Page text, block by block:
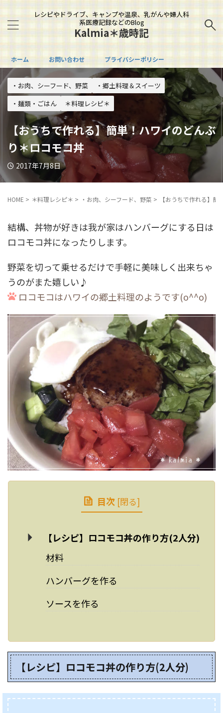
レシピやドライブ、キャンプや温泉、乳がんや婦人科
系医療記録などのBlog
Kalmia＊歳時記
ホーム お問い合わせ プライバシーポリシー
・お肉、シーフード、野菜
・郷土料理＆スイーツ
・麺類・ごはん
＊料理レシピ＊
【おうちで作れる】簡単！ハワイのどんぶ
り＊ロコモコ丼
2017年7月8日
HOME > ＊料理レシピ＊ > ・お肉、シーフード、野菜 > 【おうちで作れる】
結構、丼物が好きは我が家はハンバーグにする日は
ロコモコ丼になったりします。
野菜を切って乗せるだけで手軽に美味しく出来ちゃ
うのがまた嬉しい♪
ロコモコはハワイの郷土料理のようです(o^^o)
目次 [閉る]
【レシピ】ロコモコ丼の作り方(2人分)
材料
ハンバーグを作る
ソースを作る
【レシピ】ロコモコ丼の作り方(2人分)